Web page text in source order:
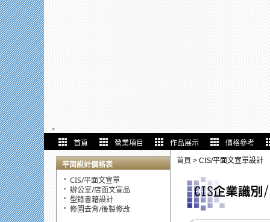
首頁 營業項目 作品展示 價格參考
平面設計價格表
CIS/平面文宣單
辦公室/店面文宣品
型錄書籍設計
修圖去背/後製修改
首頁 > CIS/平面文宣單設計